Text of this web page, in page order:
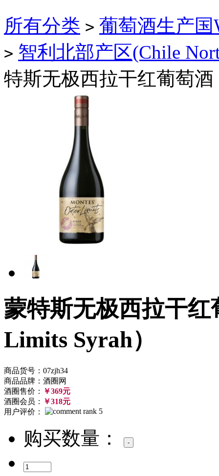
所有分类 > 葡萄酒生产国
> 智利北部产区(Chile
特斯无极西拉干红葡萄酒
蒙特斯无极西拉干
Limits Syrah）
商品货号：07zjh34
商品品牌：酒圈网
酒圈售价： ￥369元
酒圈会员： ￥318元
用户评价：
购买数量：